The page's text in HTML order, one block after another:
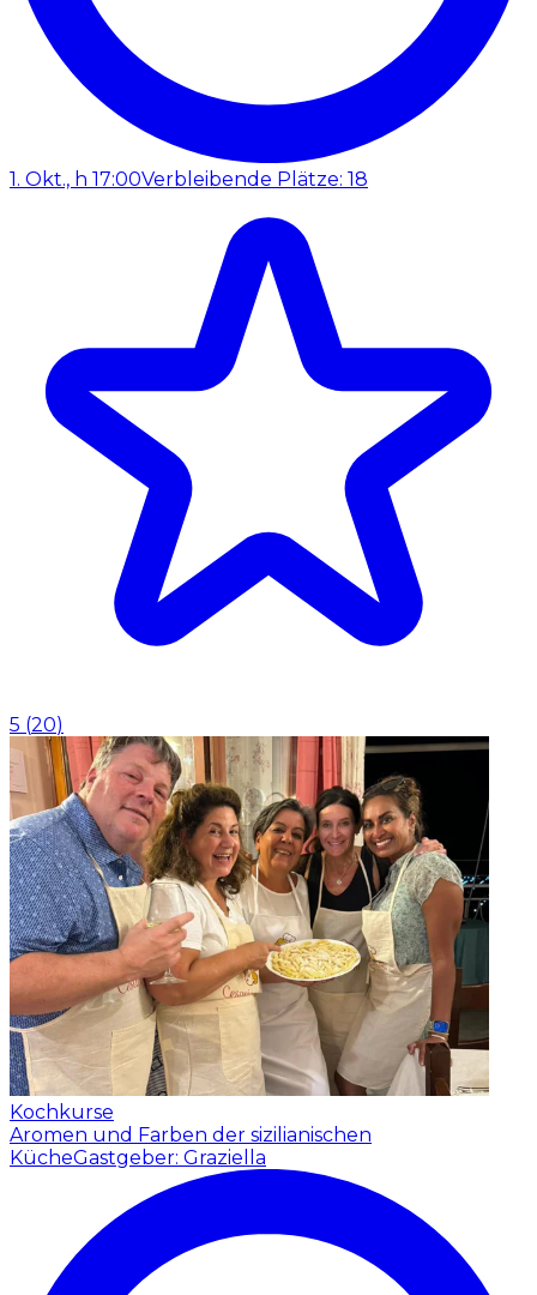
1. Okt., h 17:00Verbleibende Plätze: 18
5 (20)
Kochkurse
Aromen und Farben der sizilianischen
KücheGastgeber: Graziella